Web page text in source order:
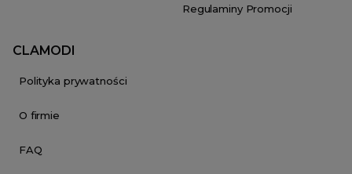
Regulaminy Promocji
CLAMODI
Polityka prywatności
O firmie
FAQ